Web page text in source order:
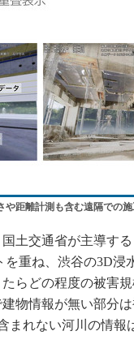
距離計測も含む遠隔での
土交通省が主導する
重ね、渋谷の3D浸
らどの程度の被害
物情報が無い部分
まれない河川の情報